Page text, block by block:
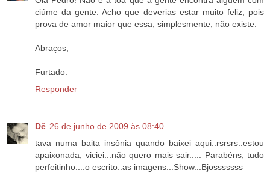
ciúme da gente. Acho que deverias estar muito feliz, pois
prova de amor maior que essa, simplesmente, não existe.
Abraços,
Furtado.
Responder
Dê 26 de junho de 2009 às 08:40
tava numa baita insônia quando baixei aqui..rsrsrs..estou
apaixonada, viciei...não quero mais sair..... Parabéns, tudo
perfeitinho....o escrito..as imagens...Show...Bjosssssss